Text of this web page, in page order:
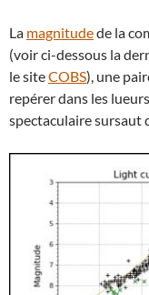
La magnitudede la
(voir ci-dessous la
le siteCOBS), une
repérer dans les
spectaculaire sursaut